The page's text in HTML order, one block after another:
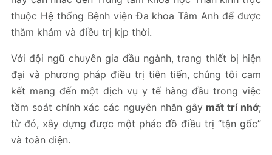
thuộc Hệ thống Bệnh viện Đa khoa Tâm Anh để được
thăm khám và điều trị kịp thời.
Với đội ngũ chuyên gia đầu ngành, trang thiết bị hiện
đại và phương pháp điều trị tiên tiến, chúng tôi cam
kết mang đến một dịch vụ y tế hàng đầu trong việc
tầm soát chính xác các nguyên nhân gây mất trí nhớ;
từ đó, xây dựng được một phác đồ điều trị “tận gốc”
và toàn diện.